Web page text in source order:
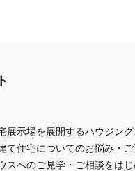
展示場を展開するハウジン
住宅についてのお悩み・
スへのご見学・ご相談をは